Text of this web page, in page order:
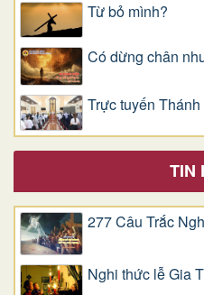
Từ bỏ mình?
Có dừng chân
Trực tuyến
TIN
277 Câu Trắc
Nghi thức lễ Gia